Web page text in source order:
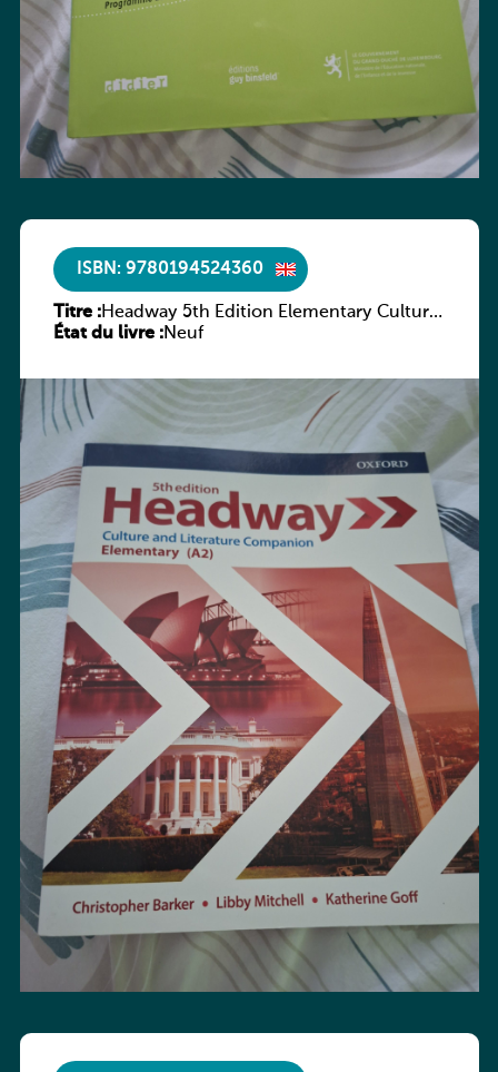
ISBN: 9780194524360
Titre :Headway 5th Edition Elementary Culture
and Literature Companion
État du livre :Neuf